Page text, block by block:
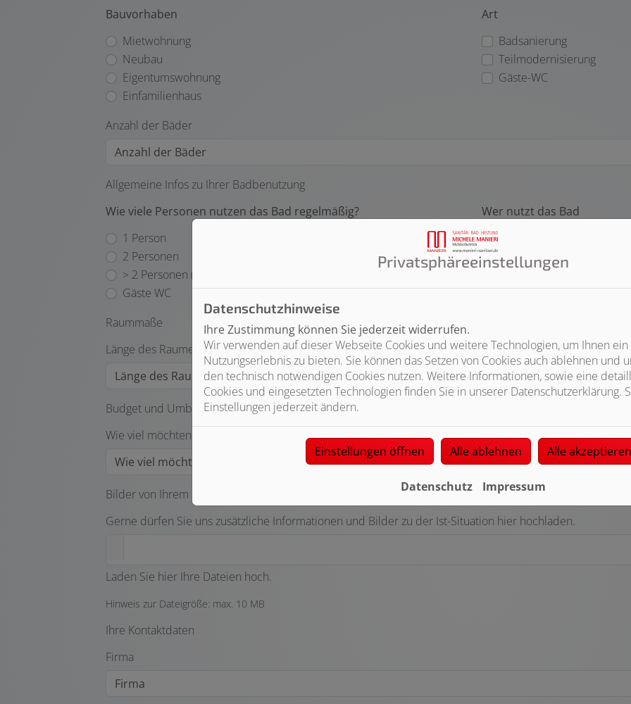
Bauvorhaben
Mietwohnung
Neubau
Eigentumswohnung
Einfamilienhaus
Art
Badsanierung
Teilmodernisierung
Gäste-WC
Anzahl der Bäder
Allgemeine Infos zu Ihrer Badbenutzung
Wie viele Personen nutzen das Bad regelmäßig?
1 Person
2 Personen
> 2 Personen (Familienbad)
Gäste WC
Wer nutzt das Bad
Vermietung
Raummaße
Länge des Raumes (m)*
Breite des Raumes (m)
Budget und Umbauzeitraum
Wie viel möchten Sie für Ihr Traumbad ca. ausgeben (Euro)?
Wann möchten Sie mit dem
Bilder von Ihrem Projekt
Gerne dürfen Sie uns zusätzliche Informationen und Bilder zu der Ist-Situation hier hochladen.
Laden Sie hier Ihre Dateien hoch.
Hinweis zur Dateigröße: max. 10 MB
Ihre Kontaktdaten
Firma
Privatsphäre­einstellungen
Datenschutzhinweise
Ihre Zustimmung können Sie jederzeit widerrufen.
Wir verwenden auf dieser Webseite Cookies und weitere Technologien, um Ihnen
Nutzungserlebnis zu bieten. Sie können das Setzen von Cookies auch ablehnen und
den technisch notwendigen Cookies nutzen. Weitere Informationen, sowie eine
Cookies und eingesetzten Technologien finden Sie in unserer Datenschutzerklärung.
Einstellungen jederzeit ändern.
Einstellungen öffnen Alle ablehnen Alle akzeptieren
Datenschutz Impressum